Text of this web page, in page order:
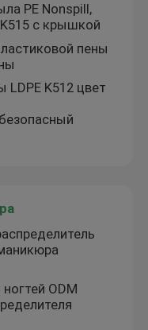
PE Nonspill,
с крышкой
пены
LDPE K512 цвет
ODM